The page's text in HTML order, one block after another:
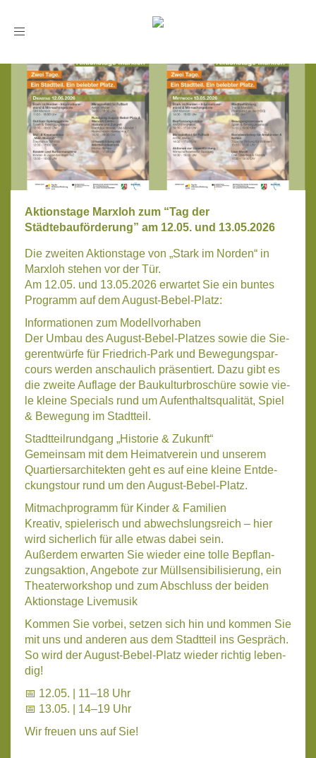
Toggle
Aktionstage Marxloh zum “Tag der
Städtebauförderung” am 12.05. und 13.05.2026
Die zwei­ten Akti­ons­ta­ge von „Stark im Nor­den“ in
Marx­loh ste­hen vor der Tür.
Am 12.05. und 13.05.2026 erwar­tet Sie ein bun­tes
Pro­gramm auf dem August-Bebel-Platz:
Infor­ma­tio­nen zum Modell­vor­ha­ben
Der Umbau des August-Bebel-Plat­zes sowie die Sie­
ger­ent­wür­fe für Fried­rich-Park und Bewe­gungs­par­
cours wer­den anschau­lich prä­sen­tiert. Dazu gibt es
die zwei­te Auf­la­ge der Bau­kul­tur­bro­schü­re sowie vie­
le klei­ne Spe­cials rund um Auf­ent­halts­qua­li­tät, Spiel
& Bewe­gung im Stadt­teil.
Stadt­teil­rund­gang „His­to­rie & Zukunft“
Gemein­sam mit dem Hei­mat­ver­ein und unse­rem
Quar­tiers­ar­chi­tek­ten geht es auf eine klei­ne Ent­de­
ckungs­tour rund um den August-Bebel-Platz.
Mit­mach­pro­gramm für Kin­der & Fami­li­en
Krea­tiv, spie­le­risch und abwechs­lungs­reich – hier
wird sicher­lich für alle etwas dabei sein.
Außer­dem erwar­ten Sie wie­der eine tol­le Bepflan­
zungs­ak­ti­on, Ange­bo­te zur Müll­sen­si­bi­li­sie­rung, ein
Thea­ter­work­shop und zum Abschluss der bei­den
Akti­ons­ta­ge Live­mu­sik
Kom­men Sie vor­bei, set­zen sich hin und kom­men Sie
mit uns und ande­ren aus dem Stadt­teil ins Gespräch.
So wird der August-Bebel-Platz wie­der rich­tig leben­
dig!
📅 12.05. | 11–18 Uhr
📅 13.05. | 14–19 Uhr
Wir freu­en uns auf Sie!